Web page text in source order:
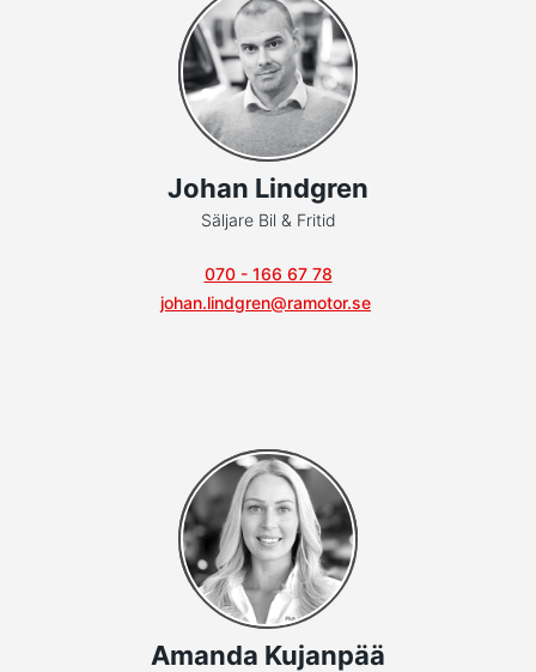
Johan Lindgren
Säljare Bil & Fritid
070 - 166 67 78
johan.lindgren@ramotor.se
Amanda Kujanpää